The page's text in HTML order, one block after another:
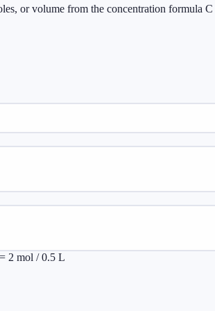
or volume from the concentration formula
2 mol / 0.5 L